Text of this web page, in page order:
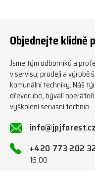
Objednejte klidně
Jsme tým odborníků a
v servisu, prodeji a výrobě
komunální techniky. Náš
dřevorubci, bývalí
vyškolení servisní technici.
info@jpjforest.cz
+420 773 202
16:00